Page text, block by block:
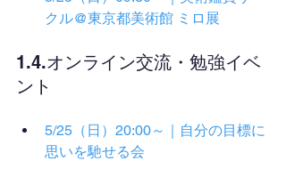
クル@東京都美術館 ミロ展
1.4.オンライン交流・勉強イベ
ント
5/25（日）20:00～｜自分の目標に
思いを馳せる会